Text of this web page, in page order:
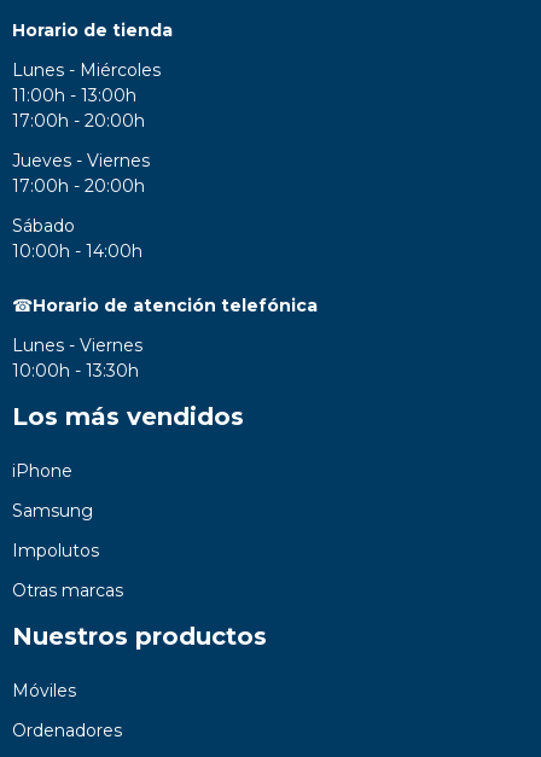
Horario de tienda
Lunes - Miércoles
11:00h - 13:00h
17:00h - 20:00h
Jueves - Viernes
17:00h - 20:00h
Sábado
10:00h - 14:00h
☎Horario de atención telefónica
Lunes - Viernes
10:00h - 13:30h
Los más vendidos
iPhone
Samsung
Impolutos
Otras marcas
Nuestros productos
Móviles
Ordenadores